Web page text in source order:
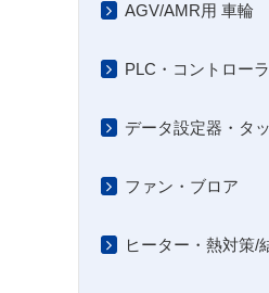
AGV/AMR用 車輪
PLC・コントローラ
データ設定器・タ
ファン・ブロア
ヒーター・熱対策/